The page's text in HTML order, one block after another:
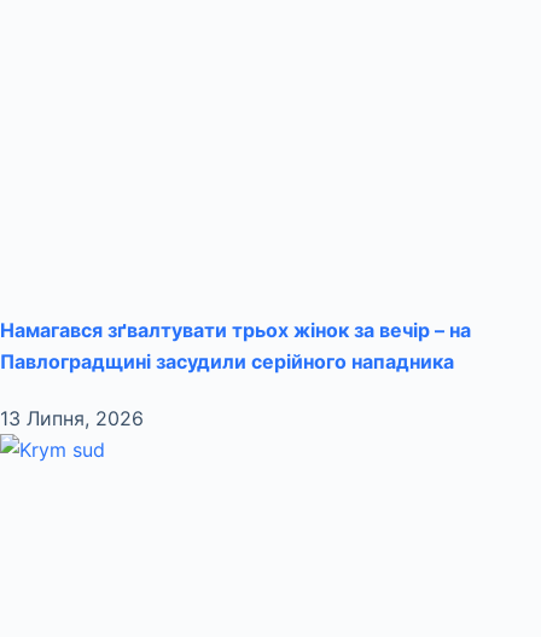
Намагався зґвалтувати трьох жінок за вечір – на
Павлоградщині засудили серійного нападника
13 Липня, 2026